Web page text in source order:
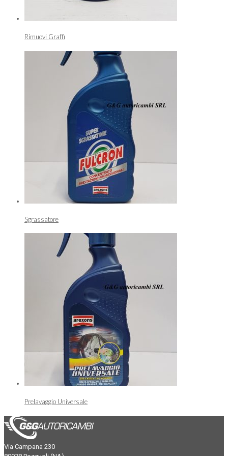
Rimuovi Graffi
Sgrassatore
Prelavaggio Universale
Via Campana 230